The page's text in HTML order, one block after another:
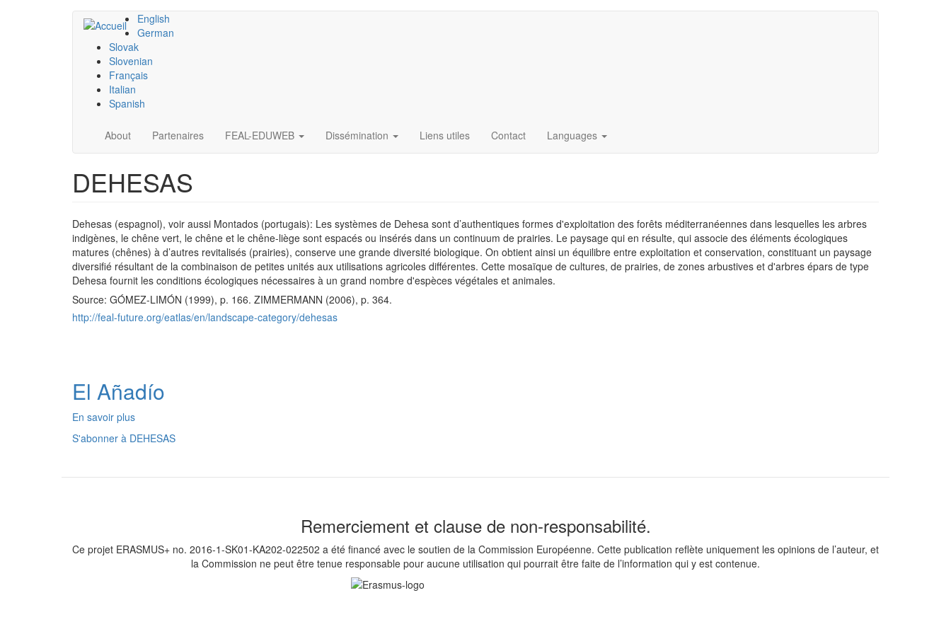
English
German
Slovak
Slovenian
Français
Italian
Spanish
Main
navigation
About Partenaires FEAL-EDUWEB Dissémination Liens utiles Contact Languages
DEHESAS
Dehesas (espagnol), voir aussi Montados (portugais): Les systèmes de Dehesa sont d’authentiques formes d'exploitation des forêts méditerranéennes dans lesquelles les arbres
indigènes, le chêne vert, le chêne et le chêne-liège sont espacés ou insérés dans un continuum de prairies. Le paysage qui en résulte, qui associe des éléments écologiques
matures (chênes) à d’autres revitalisés (prairies), conserve une grande diversité biologique. On obtient ainsi un équilibre entre exploitation et conservation, constituant un paysage
diversifié résultant de la combinaison de petites unités aux utilisations agricoles différentes. Cette mosaïque de cultures, de prairies, de zones arbustives et d'arbres épars de type
Dehesa fournit les conditions écologiques nécessaires à un grand nombre d'espèces végétales et animales.
Source: GÓMEZ-LIMÓN (1999), p. 166. ZIMMERMANN (2006), p. 364.
http://feal-future.org/eatlas/en/landscape-category/dehesas
El Añadío
En savoir plus
El
Añadío
S'abonner à DEHESAS
Remerciement et clause de non-responsabilité.
Ce projet ERASMUS+ no. 2016-1-SK01-KA202-022502 a été financé avec le soutien de la Commission Européenne. Cette publication reflète uniquement les opinions de l’auteur, et
la Commission ne peut être tenue responsable pour aucune utilisation qui pourrait être faite de l’information qui y est contenue.